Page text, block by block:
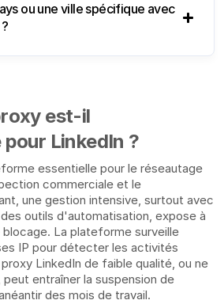
ou une ville spécifique avec
est-il
LinkedIn ?
essentielle pour le réseautage
commerciale et le
une gestion intensive, surtout avec
outils d'automatisation, expose à
La plateforme surveille
IP pour détecter les activités
LinkedIn de faible qualité, ou ne
entraîner la suspension de
des mois de travail.